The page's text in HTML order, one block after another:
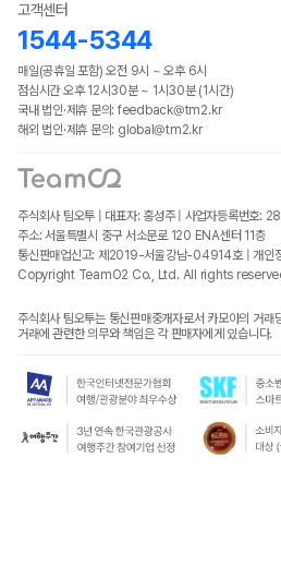
고객센터
1544-5344
매일(공휴일 포함) 오전 9시 ~ 오후 6시
점심시간 오후 12시30분 ~ 1시30분 (1시간)
국내 법인·제휴 문의: feedback@tm2.kr
해외 법인·제휴 문의: global@tm2.kr
주식회사 팀오투 | 대표자: 홍성주 | 사업자등록번
주소: 서울특별시 중구 서소문로 120 ENA센터 11층
통신판매업신고: 제2019-서울강남-04914호 | 개인
Copyright TeamO2 Co., Ltd. All rights
주식회사 팀오투는 통신판매중개자로서 카모아의 거
거래에 관련한 의무와 책임은 각 판매자에게 있습니다.